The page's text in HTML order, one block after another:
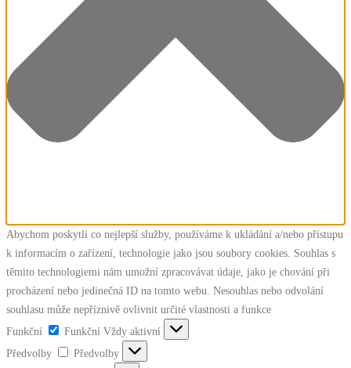
Abychom poskytli co nejlepší služby, používáme k ukládání a/nebo přístupu
k informacím o zařízení, technologie jako jsou soubory cookies. Souhlas s
těmito technologiemi nám umožní zpracovávat údaje, jako je chování při
procházení nebo jedinečná ID na tomto webu. Nesouhlas nebo odvolání
souhlasu může nepříznivě ovlivnit určité vlastnosti a funkce
Funkční
Funkční Vždy aktivní
Předvolby
Předvolby